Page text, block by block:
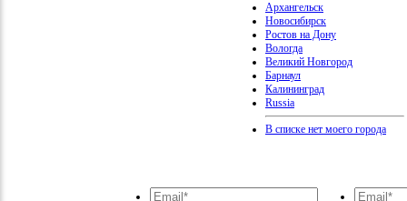
Архангельск
Новосибирск
Ростов на Дону
Вологда
Великий Новгород
Барнаул
Калининград
Russia
В списке нет моего города